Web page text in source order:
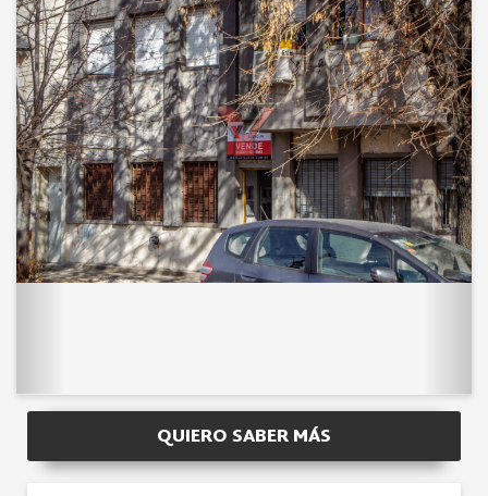
QUIERO SABER MÁS